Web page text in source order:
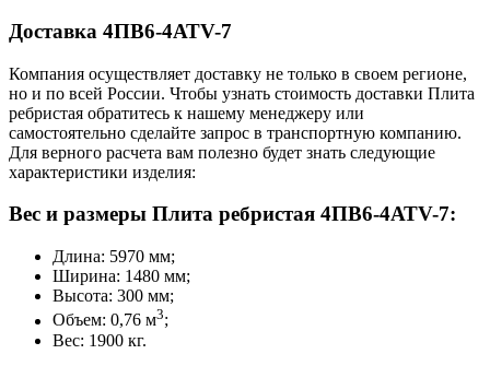
Доставка 4ПВ6-4АТV-7
Компания осуществляет доставку не только в своем регионе,
но и по всей России. Чтобы узнать стоимость доставки Плита
ребристая обратитесь к нашему менеджеру или
самостоятельно сделайте запрос в транспортную компанию.
Для верного расчета вам полезно будет знать следующие
характеристики изделия:
Вес и размеры Плита ребристая 4ПВ6-4АТV-7:
Длина: 5970 мм;
Ширина: 1480 мм;
Высота: 300 мм;
Объем: 0,76 м3;
Вес: 1900 кг.